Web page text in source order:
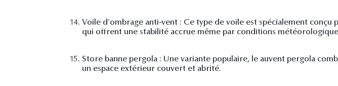
14. Voile d'ombrage anti-vent : Ce type de voile est spécialement
qui offrent une stabilité accrue même par conditions
15. Store banne pergola : Une variante populaire, le auvent pergola
un espace extérieur couvert et abrité.